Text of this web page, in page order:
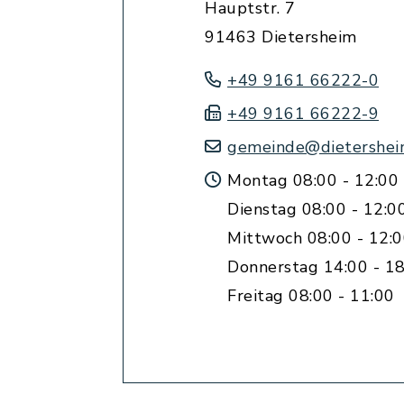
Hauptstr. 7
91463 Dietersheim
+49 9161 66222-0
+49 9161 66222-9
Montag 08:00 - 12:00
Dienstag 08:00 -
Mittwoch 08:00 -
Donnerstag 14:00 -
Freitag 08:00 - 11:00